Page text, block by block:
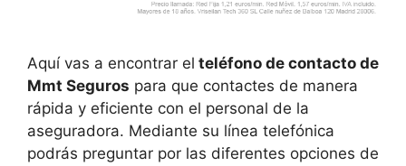
Aquí vas a encontrar el teléfono de contacto de
Mmt Seguros para que contactes de manera
rápida y eficiente con el personal de la
aseguradora. Mediante su línea telefónica
podrás preguntar por las diferentes opciones de